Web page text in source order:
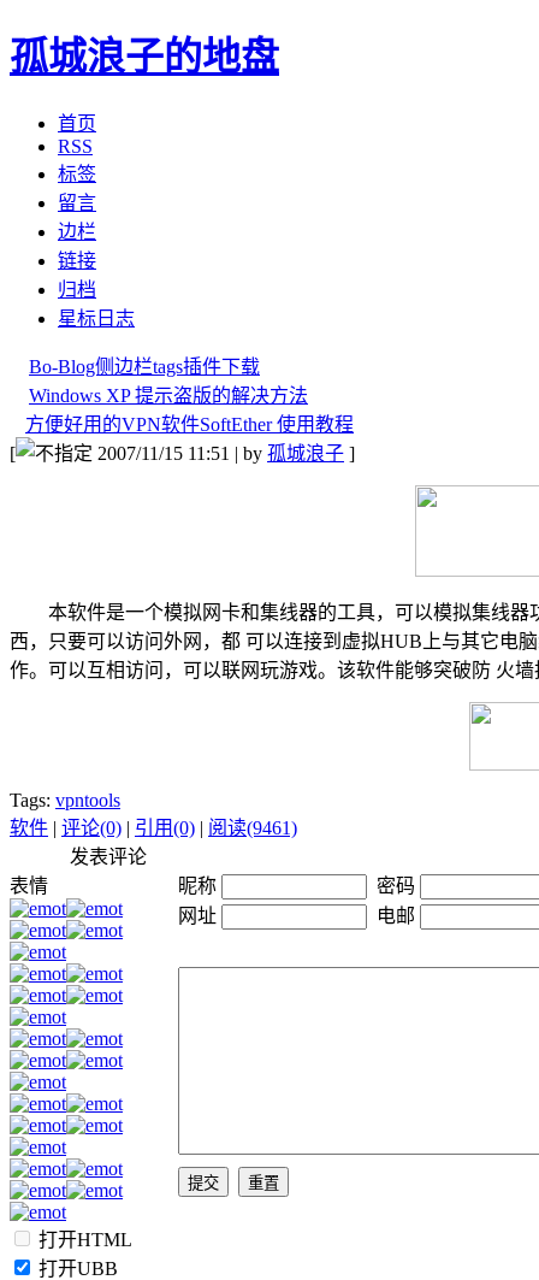
孤城浪子的地盘
首页
RSS
标签
留言
边栏
链接
归档
星标日志
Bo-Blog侧边栏tags插件下载
Windows XP 提示盗版的解决方法
方便好用的VPN软件SoftEther 使用教程
[
2007/11/15 11:51 | by 孤城浪子 ]
本软件是一个模拟网卡和集线器的工具，可以模拟集线器
西，只要可以访问外网，都 可以连接到虚拟HUB上与其它电
作。可以互相访问，可以联网玩游戏。该软件能够突破防 火
Tags: vpntools
软件 | 评论(0) | 引用(0) | 阅读(9461)
发表评论
表情
打开HTML
打开UBB
昵称
密码
网址
电邮